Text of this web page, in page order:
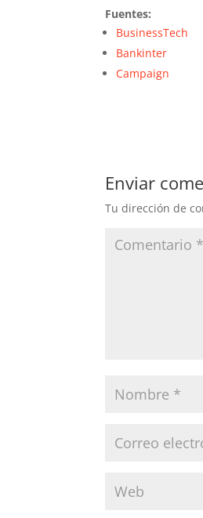
Fuentes:
BusinessTech
Bankinter
Campaign
Enviar
Tu dirección de